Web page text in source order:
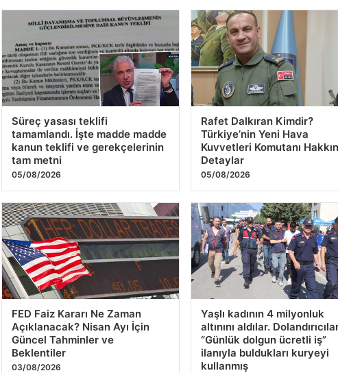
Süreç yasası teklifi
tamamlandı. İşte madde madde
kanun teklifi ve gerekçelerinin
tam metni
05/08/2026
Rafet Dalkıran Kimdir?
Türkiye’nin Yeni Hava
Kuvvetleri Komutanı
Detaylar
05/08/2026
FED Faiz Kararı Ne Zaman
Açıklanacak? Nisan Ayı İçin
Güncel Tahminler ve
Beklentiler
03/08/2026
Yaşlı kadının 4 milyonluk
altınını aldılar.
“Günlük dolgun ücretli iş”
ilanıyla buldukları kuryeyi
kullanmış